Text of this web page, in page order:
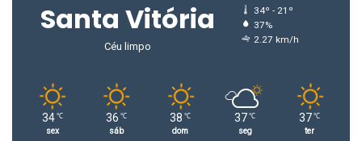
Santa Vitória
Céu limpo
34º - 21º
37%
2.27 km/h
34 ℃
sex
36 ℃
sáb
38 ℃
dom
37 ℃
seg
37 ℃
ter